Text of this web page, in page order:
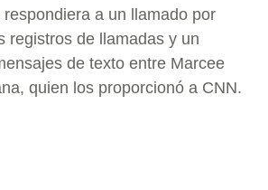
a un llamado por
registros de llamadas y un
de texto entre Marcee
quien los proporcionó a CNN.